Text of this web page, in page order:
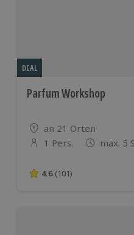
DEAL
Parfum Workshop
Standort
an 21 Orten
Anzahl der Teilnehmer
1 Pers. max. 5
4.6 von 5 Sternen
4.6 (101)